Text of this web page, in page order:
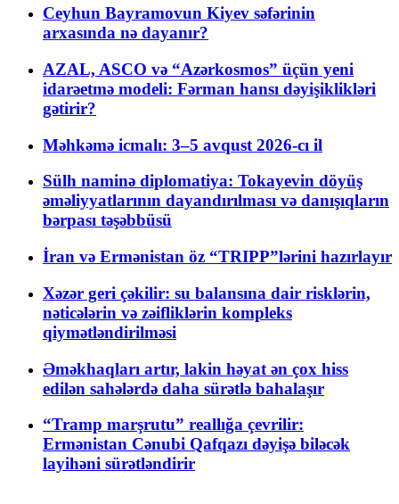
Ceyhun Bayramovun Kiyev səfərinin
arxasında nə dayanır?
AZAL, ASCO və “Azərkosmos” üçün yeni
idarəetmə modeli: Fərman hansı dəyişiklikləri
gətirir?
Məhkəmə icmalı: 3–5 avqust 2026-cı il
Sülh naminə diplomatiya: Tokayevin döyüş
əməliyyatlarının dayandırılması və danışıqların
bərpası təşəbbüsü
İran və Ermənistan öz “TRIPP”lərini hazırlayır
Xəzər geri çəkilir: su balansına dair risklərin,
nəticələrin və zəifliklərin kompleks
qiymətləndirilməsi
Əməkhaqları artır, lakin həyat ən çox hiss
edilən sahələrdə daha sürətlə bahalaşır
“Tramp marşrutu” reallığa çevrilir:
Ermənistan Cənubi Qafqazı dəyişə biləcək
layihəni sürətləndirir